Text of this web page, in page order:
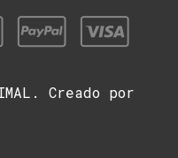
Creado por